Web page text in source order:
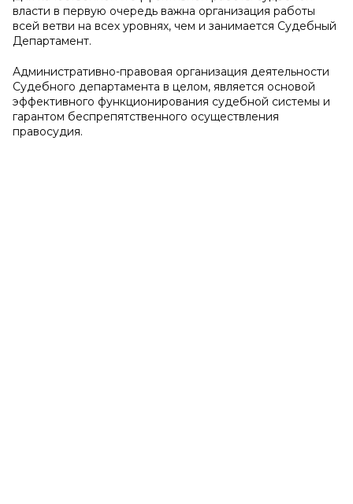
власти в первую очередь важна организация работы
всей ветви на всех уровнях, чем и занимается Судебный
Департамент.
Административно-правовая организация деятельности
Судебного департамента в целом, является основой
эффективного функционирования судебной системы и
гарантом беспрепятственного осуществления
правосудия.